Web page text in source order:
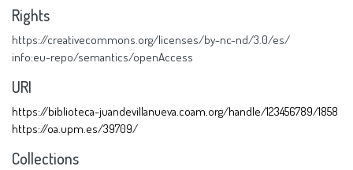
Rights
https://creativecommons.org/licenses/by-nc-nd/3.0/es/
info:eu-repo/semantics/openAccess
URI
https://biblioteca-juandevillanueva.coam.org/handle/123456789/1858
https://oa.upm.es/39709/
Collections